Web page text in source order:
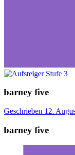
barney five
Geschrieben 12.
barney five